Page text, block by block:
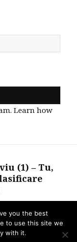
Learn how
(1) – Tu,
you the best
to use this site we
with it.